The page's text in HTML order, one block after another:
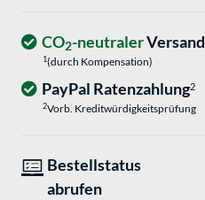
CO2-neutralerVersand
1(durch Kompensation)
PayPal Ratenzahlung2
2Vorb. Kreditwürdigkeitsprüfung
Bestellstatus
abrufen